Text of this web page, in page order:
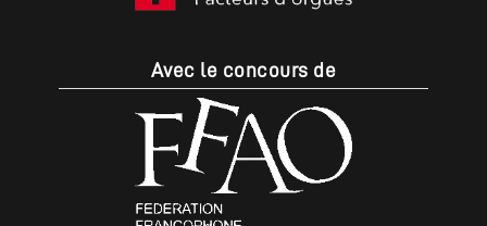
Avec le concours de